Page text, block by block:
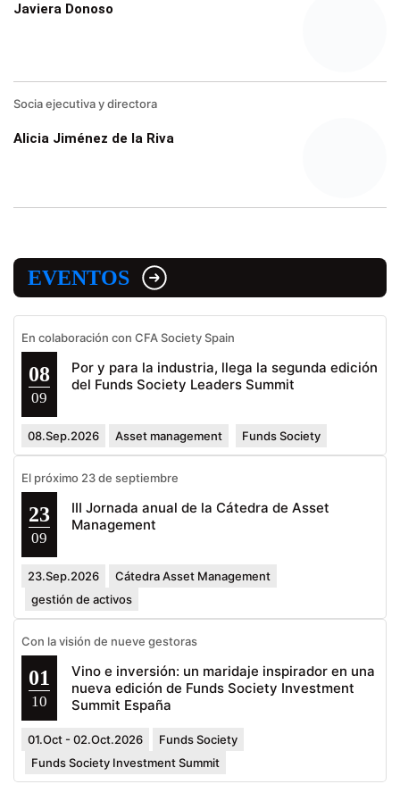
Javiera Donoso
Socia ejecutiva y directora
Alicia Jiménez de la Riva
EVENTOS
En colaboración con CFA Society Spain
08
09
Por y para la industria, llega la segunda edición
del Funds Society Leaders Summit
08.Sep.2026 Asset management Funds Society
El próximo 23 de septiembre
23
09
III Jornada anual de la Cátedra de Asset
Management
23.Sep.2026
Cátedra Asset Management
gestión de activos
Con la visión de nueve gestoras
01
10
Vino e inversión: un maridaje inspirador en una
nueva edición de Funds Society Investment
Summit España
01.Oct - 02.Oct.2026
Funds Society
Funds Society Investment Summit